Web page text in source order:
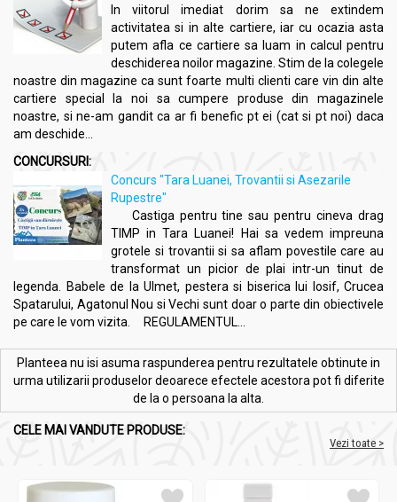
Mod de administrare:
Argila Bocan 200g - ALGO
UZ INTERN - PREPARAREA ARGILEI ALGO
Într-un pahar de sticlă sau o cană de porțelan se pun 100-
150ml apă și se adaugă o lingură plină cu argilă.
Argila sub formă de bulgărași nu trebuie fărămițată, întrucât
se dizolvă singură în apă.
Pregătirea argilei se face din ajun: se lasă de seara până
dimineața, când este amestecată bine cu o spatulă de lemn și
se bea rapid foarte tulbure, pe stomacul gol, cu 30 de minute
înainte de masă.
Peste sedimentul (ca un zaț de cafea) se mai adaugă o treime
de apă, se amestecă și se bea cât mai tulbure, apoi sedimentul
se aruncă și se pregătește apa cu argilă pentru masa
următoare.
importante.
Esențial este să se bea apa argiloasă foarte tulbure înainte de
masă, nu după masă.
Cei care postesc sau nu mănâncă dimineața ori seara, pot
consuma argila liniștiți, fără a mânca nimic după aceea.
metalul sau plasticul, ci numai sticla, porțelanul sau lemnul.
In viitorul imediat dorim sa ne extindem
activitatea si in alte cartiere, iar cu ocazia asta
putem afla ce cartiere sa luam in calcul pentru
deschiderea noilor magazine. Stim de la colegele
noastre din magazine ca sunt foarte multi clienti care vin din alte
cartiere special la noi sa cumpere produse din magazinele
noastre, si ne-am gandit ca ar fi benefic pt ei (cat si pt noi) daca
am deschide...
CONCURSURI:
Concurs "Tara Luanei, Trovantii si Asezarile
Rupestre"
Castiga pentru tine sau pentru cineva drag
TIMP in Tara Luanei! Hai sa vedem impreuna
grotele si trovantii si sa aflam povestile care au
transformat un picior de plai intr-un tinut de
legenda. Babele de la Ulmet, pestera si biserica lui Iosif, Crucea
Spatarului, Agatonul Nou si Vechi sunt doar o parte din obiectivele
pe care le vom vizita. REGULAMENTUL...
Planteea nu isi asuma raspunderea pentru rezultatele obtinute in
urma utilizarii produselor deoarece efectele acestora pot fi diferite
de la o persoana la alta.
CELE MAI VANDUTE PRODUSE:
Vezi toate >